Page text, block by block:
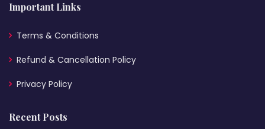
Important Links
Terms & Conditions
Refund & Cancellation Policy
Privacy Policy
Recent Posts